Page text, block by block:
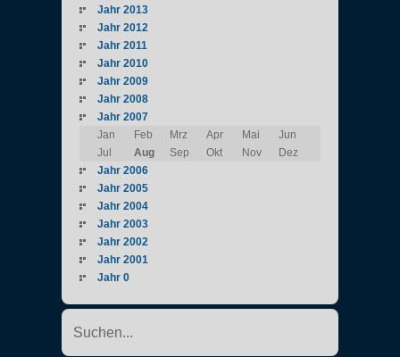
Jahr 2013
Jahr 2012
Jahr 2011
Jahr 2010
Jahr 2009
Jahr 2008
Jahr 2007
Jan
Feb Mrz Apr Mai
Jun
Jul
Aug Sep Okt Nov
Dez
Jahr 2006
Jahr 2005
Jahr 2004
Jahr 2003
Jahr 2002
Jahr 2001
Jahr 0